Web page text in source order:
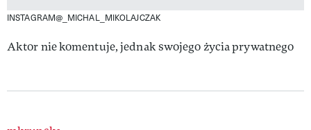
INSTAGRAM@_MICHAL_MIKOLAJCZAK
Aktor nie komentuje, jednak swojego życia prywatnego